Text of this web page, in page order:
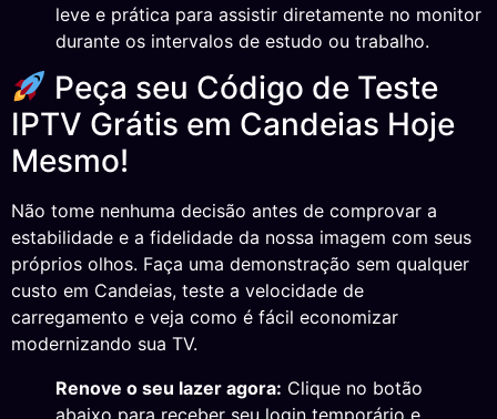
leve e prática para assistir diretamente no monitor
durante os intervalos de estudo ou trabalho.
Peça seu Código de Teste
IPTV Grátis em Candeias Hoje
Mesmo!
Não tome nenhuma decisão antes de comprovar a
estabilidade e a fidelidade da nossa imagem com seus
próprios olhos. Faça uma demonstração sem qualquer
custo em Candeias, teste a velocidade de
carregamento e veja como é fácil economizar
modernizando sua TV.
Renove o seu lazer agora: Clique no botão